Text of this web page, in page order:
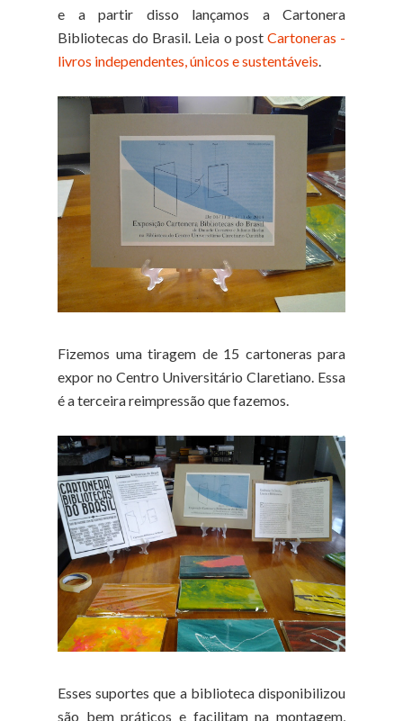
e a partir disso lançamos a Cartonera
Bibliotecas do Brasil. Leia o post Cartoneras -
livros independentes, únicos e sustentáveis
Fizemos uma tiragem de 15 cartoneras para
expor no Centro Universitário Claretiano. Essa
é a terceira reimpressão que fazemos.
Esses suportes que a biblioteca disponibilizou
são bem práticos e facilitam na montagem,